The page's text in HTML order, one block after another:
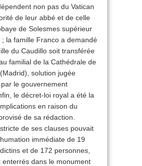
non pas du Vatican
de leur abbé et de celle
de Solesmes supérieur
la famille Franco a demandé
du Caudillo soit transférée
familial de la Cathédrale de
solution jugée
le gouvernement
le décret-loi royal a été la
en raison du
de sa rédaction.
stricte de ses clauses pouvait
immédiate de 19
et de 172 personnes,
enterrés dans le monument